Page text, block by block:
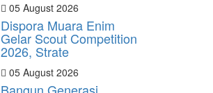
05 August 2026
Dispora Muara Enim
Gelar Scout Competition
2026, Strate
05 August 2026